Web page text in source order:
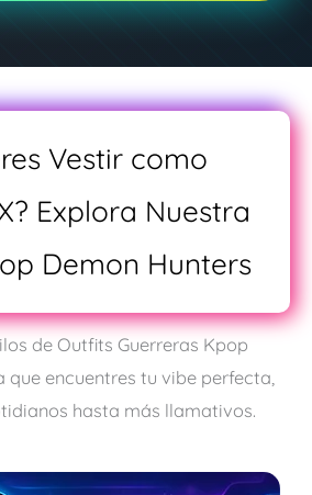
Vestir como
Explora Nuestra
Demon Hunters
de Outfits Guerreras Kpop
que encuentres tu vibe perfecta,
hasta más llamativos.